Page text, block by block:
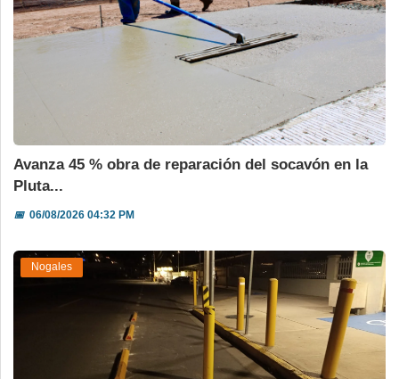
Avanza 45 % obra de reparación del socavón en la
Pluta...
📅06/08/2026 04:32 PM
Nogales